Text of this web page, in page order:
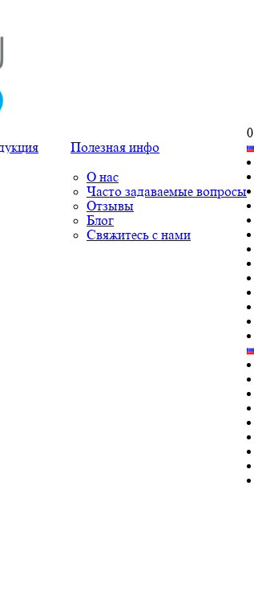
Полезная инфо
О нас
Часто задаваемые вопросы
Отзывы
Блог
Свяжитесь с нами
0